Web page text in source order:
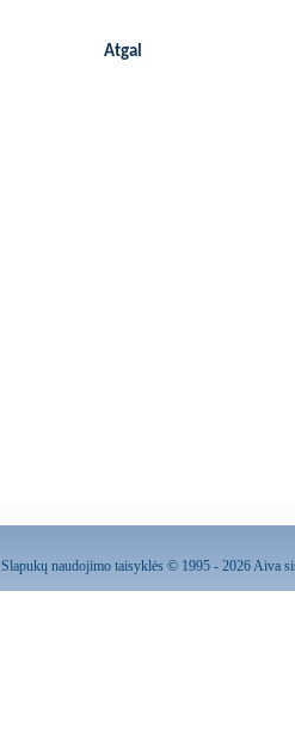
Atgal
Slapukų naudojimo taisyklės© 1995 - 2026 Aiva